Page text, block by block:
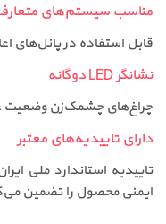
مناسب سیستم‌های
قابل استفاده در پانل‌های
نشانگر LED دوگانه
چراغ‌های چشمک‌زن وضعیت
دارای تاییدیه‌های معتبر
ایمنی محصول را تضمین